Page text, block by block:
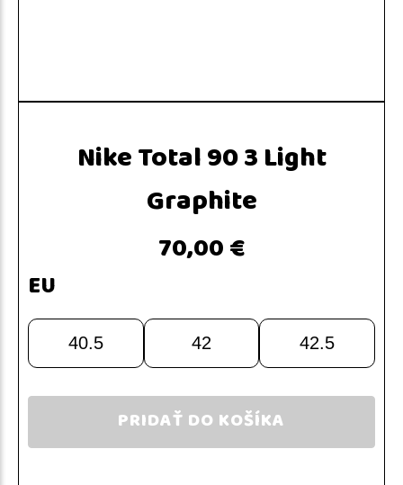
Nike Total 90 3 Light
Graphite
70,00 €
EU
40.5 42 42.5
PRIDAŤ DO KOŠÍKA